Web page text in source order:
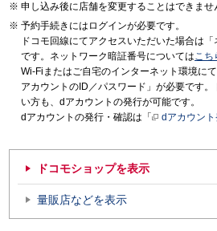
申し込み後に店舗を変更することはできませ
予約手続きにはログインが必要です。
ドコモ回線にてアクセスいただいた場合は
です。ネットワーク暗証番号についてはこち
Wi-Fiまたはご自宅のインターネット環境に
アカウントのID／パスワード」が必要です
い方も、dアカウントの発行が可能です。
dアカウントの発行・確認は「
dアカウン
ドコモショップを表示
量販店などを表示